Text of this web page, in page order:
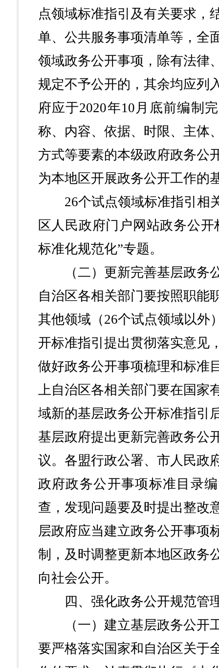
点领域标准指引及有关要求，
单、公共服务事项清单等，全
领域政务公开事项，除有法律
规定不予公开的，其余均应列
府应于2020年10月底前编制
称、内容、依据、时限、主体
方式等要素的本级政府政务公
为本地区开展政务公开工作的
26个试点领域标准指引相
区人民政府门户网站政务公
标准化规范化”专题。
（二）更新完善基层政务
自治区各相关部门要按照职能
其他领域（26个试点领域以外
开标准指引提出贯彻落实意见
做好政务公开事项梳理和标准
上自治区各相关部门要在国家
域新的基层政务公开标准指引
基层政府提出更新完善政务公
议。各盟行政公署、市人民政
政府政务公开事项标准目录
查，发现问题要及时提出整改
层政府应当建立政务公开事项
制，及时调整更新本地区政务
向社会公开。
四、强化政务公开规范管
（一）建立基层政务公开
要严格落实国家和自治区关于